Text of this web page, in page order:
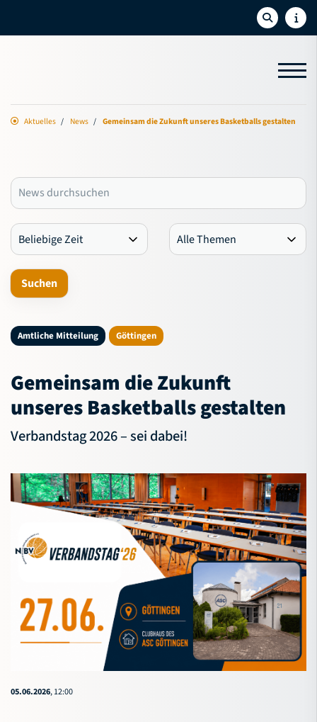
Aktuelles News Gemeinsam die Zukunft unseres Basketballs gestalten
Amtliche Mitteilung Göttingen
Gemeinsam die Zukunft
unseres Basketballs gestalten
Verbandstag 2026 – sei dabei!
05.06.2026, 12:00
Aktuelles
Newsletter
Social-Feed
Sport
Bildung
NBV-Jugend
Verband